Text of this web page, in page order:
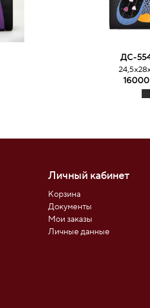
ДС-
Личный кабинет
Корзина
Документы
Мои заказы
Личные данные